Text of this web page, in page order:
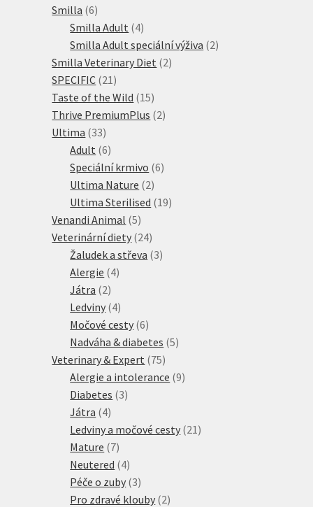
Smilla 66
produktů
Smilla Adult 44
produkty
Smilla Adult speciální výživa 22
Smilla Veterinary Diet 22
SPECIFIC 21 21
produktů
Taste of the Wild 1515
produktů
Thrive PremiumPlus 22
Ultima 3333
produktů
Adult 66
produktů
Speciální krmivo 66
Ultima Nature 22
produkty
Ultima Sterilised 1919
Venandi Animal 55
produktů
Veterinární diety 2424
produktů
Žaludek a střeva 33
Alergie 44
Játra 22
produkty
Ledviny 44
produkty
Močové cesty 66
produktů
Nadváha & diabetes 55
Veterinary & Expert 7575
produktů
Alergie a intolerance 99
Diabetes 33
Játra 44
produkty
Ledviny a močové cesty 21 21
Mature 77
produktů
Neutered 44
produkty
Péče o zuby 33
produkty
Pro zdravé klouby 22